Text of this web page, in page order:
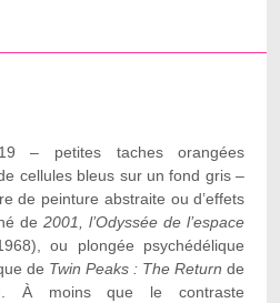
– petites taches orangées
cellules bleus sur un fond gris –
de peinture abstraite ou d’effets
de2001, l’Odyssée de l’espace
ou plongée psychédélique
de Twin Peaks : The Return de
À moins que le contraste